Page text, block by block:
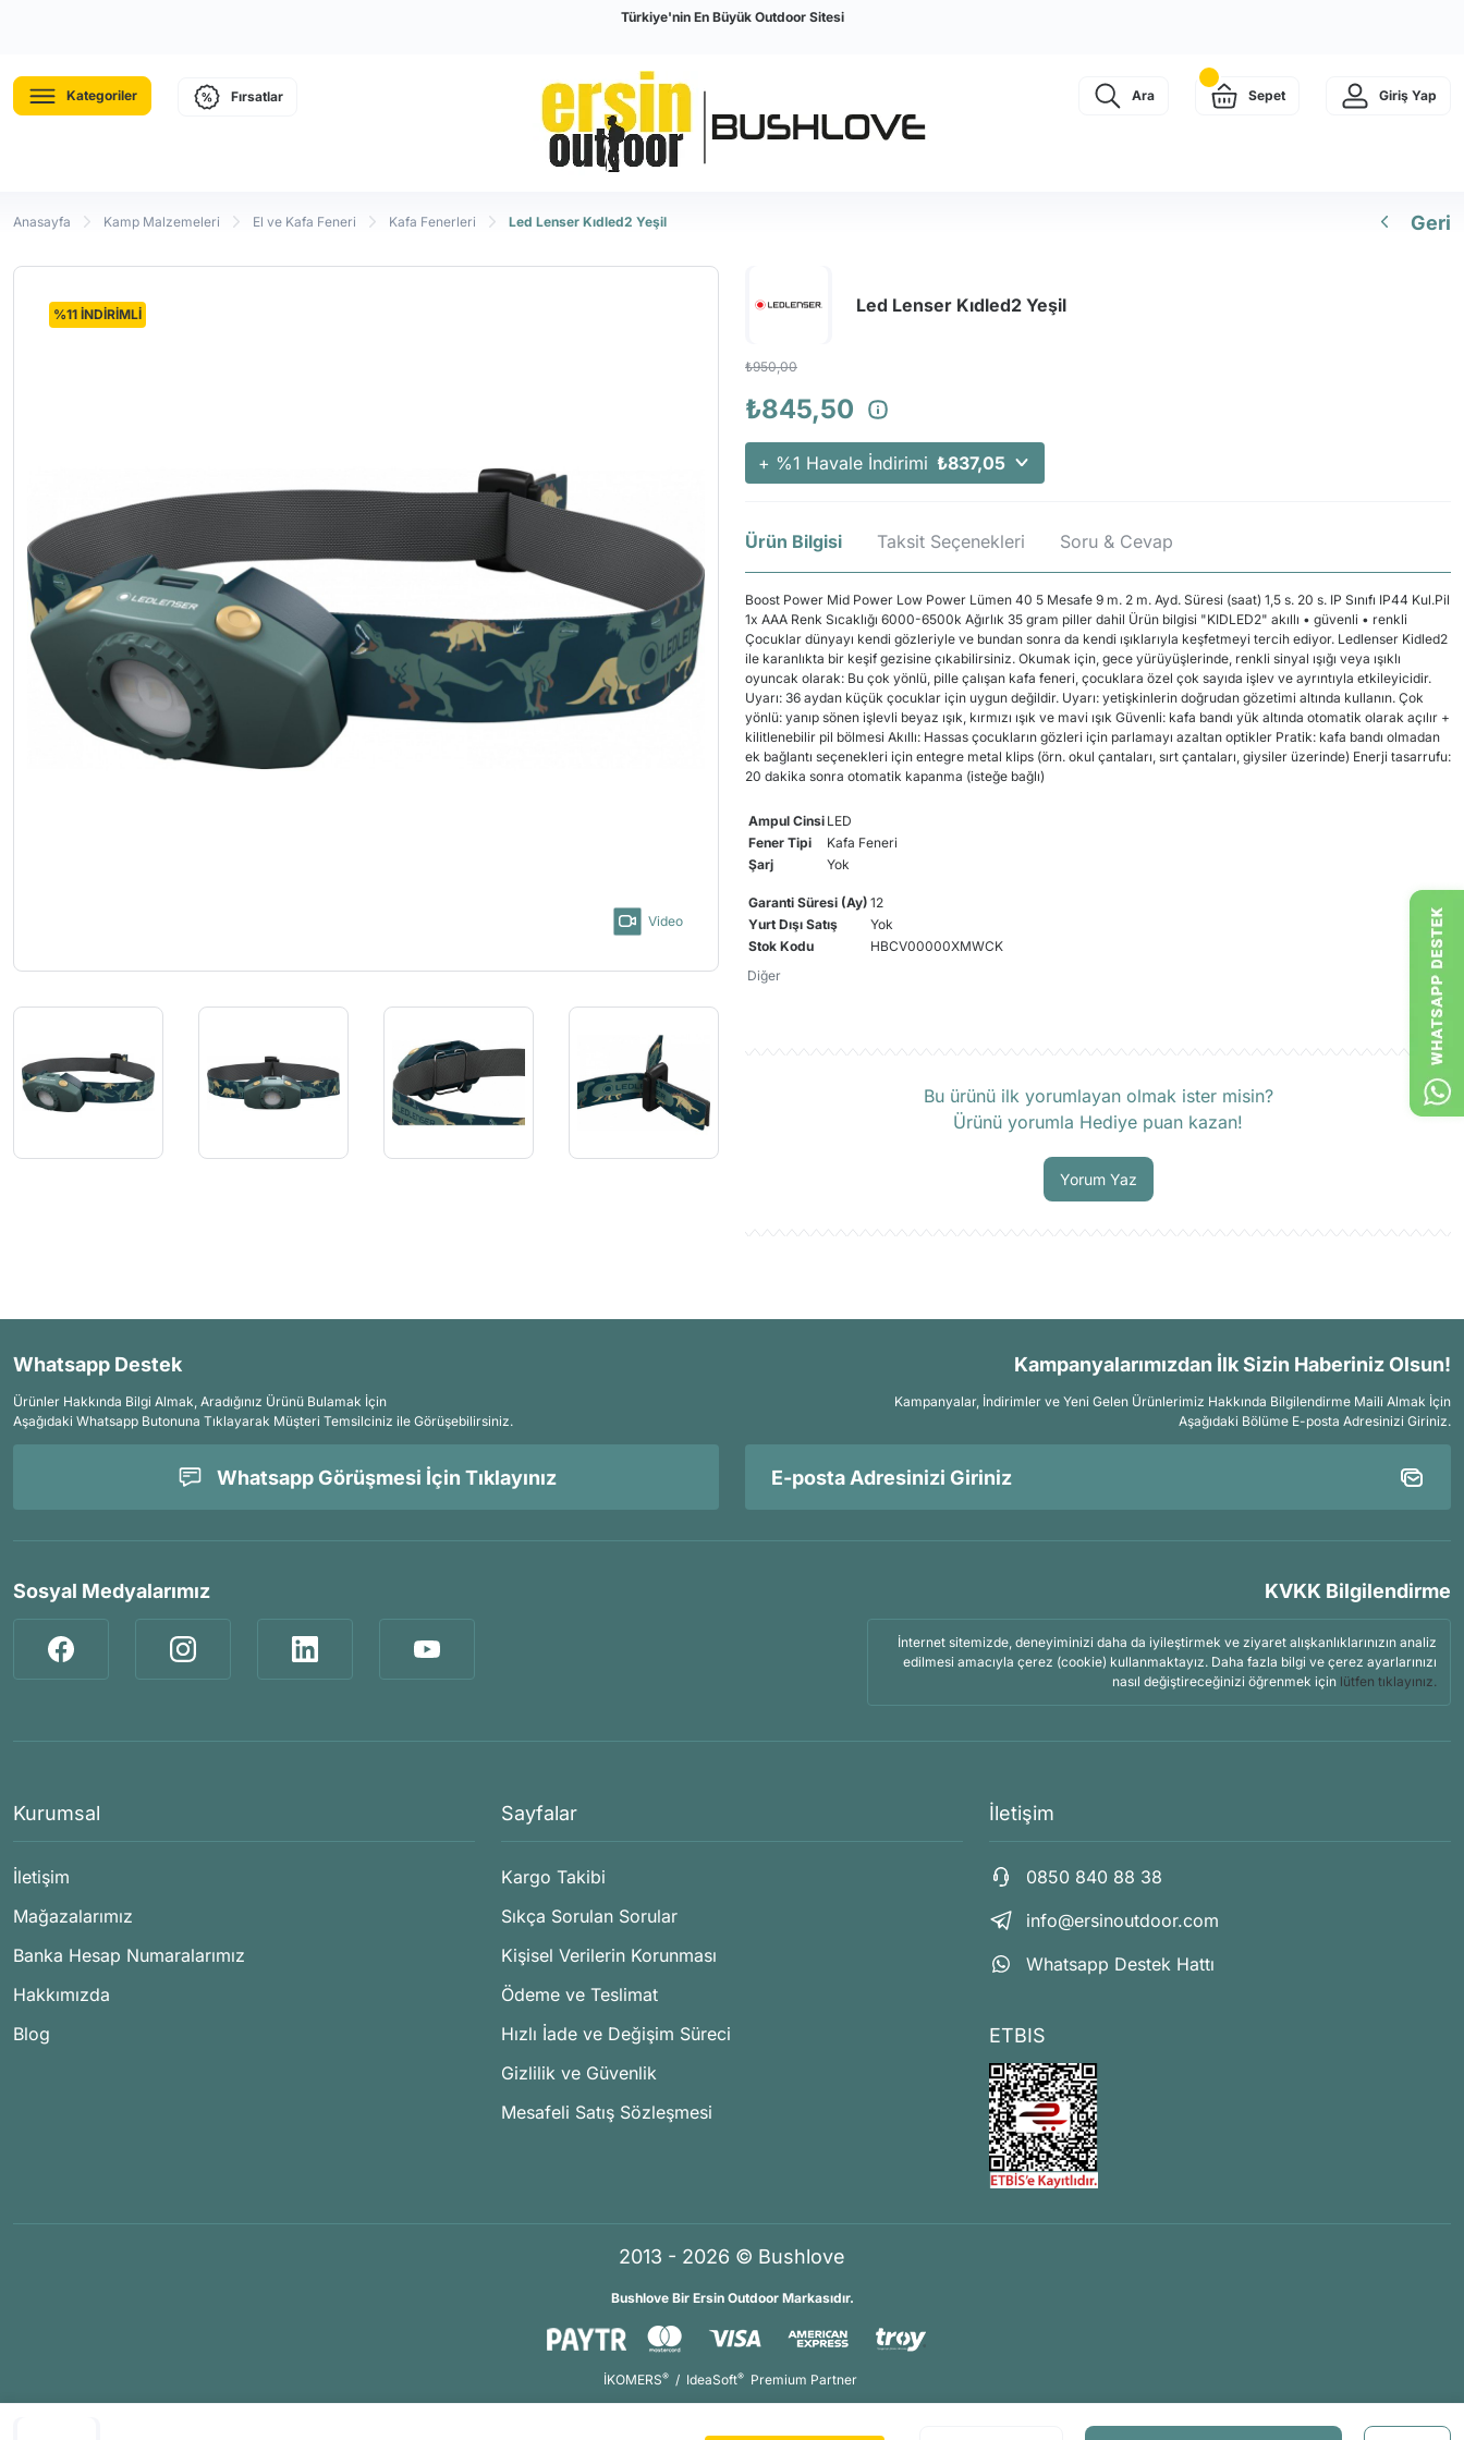
Türkiye'nin En Büyük Outdoor Sitesi
Kategoriler Fırsatlar Ara Sepet Giriş Yap
Anasayfa Kamp Malzemeleri El ve Kafa Feneri Kafa Fenerleri Led Lenser Kıdled2 Yeşil Geri
%11 İNDİRİMLİ
Video
Led Lenser Kıdled2 Yeşil
₺950,00
₺845,50
+ %1 Havale İndirimi ₺837,05
Ürün Bilgisi Taksit Seçenekleri Soru & Cevap
Boost Power Mid Power Low Power Lümen 40 5 Mesafe 9 m. 2 m. Ayd. Süresi (saat) 1,5 s. 20 s. IP Sınıfı IP44 Kul.Pil
1x AAA Renk Sıcaklığı 6000-6500k Ağırlık 35 gram piller dahil Ürün bilgisi "KIDLED2" akıllı • güvenli • renkli
Çocuklar dünyayı kendi gözleriyle ve bundan sonra da kendi ışıklarıyla keşfetmeyi tercih ediyor. Ledlenser Kidled2
ile karanlıkta bir keşif gezisine çıkabilirsiniz. Okumak için, gece yürüyüşlerinde, renkli sinyal ışığı veya ışıklı
oyuncak olarak: Bu çok yönlü, pille çalışan kafa feneri, çocuklara özel çok sayıda işlev ve ayrıntıyla etkileyicidir.
Uyarı: 36 aydan küçük çocuklar için uygun değildir. Uyarı: yetişkinlerin doğrudan gözetimi altında kullanın. Çok
yönlü: yanıp sönen işlevli beyaz ışık, kırmızı ışık ve mavi ışık Güvenli: kafa bandı yük altında otomatik olarak açılır +
kilitlenebilir pil bölmesi Akıllı: Hassas çocukların gözleri için parlamayı azaltan optikler Pratik: kafa bandı olmadan
ek bağlantı seçenekleri için entegre metal klips (örn. okul çantaları, sırt çantaları, giysiler üzerinde) Enerji tasarrufu:
20 dakika sonra otomatik kapanma (isteğe bağlı)
Ampul Cinsi LED
Fener Tipi
Kafa Feneri
Şarj
Yok
Diğer
Garanti Süresi (Ay) 12
Yurt Dışı Satış
Yok
Stok Kodu
HBCV00000XMWCK
Bu ürünü ilk yorumlayan olmak ister misin?
Ürünü yorumla Hediye puan kazan!
Yorum Yaz
Whatsapp Destek
Ürünler Hakkında Bilgi Almak, Aradığınız Ürünü Bulamak İçin
Aşağıdaki Whatsapp Butonuna Tıklayarak Müşteri Temsilciniz ile Görüşebilirsiniz.
Whatsapp Görüşmesi İçin Tıklayınız
Kampanyalarımızdan İlk Sizin Haberiniz Olsun!
Kampanyalar, İndirimler ve Yeni Gelen Ürünlerimiz Hakkında Bilgilendirme Maili Almak İçin
Aşağıdaki Bölüme E-posta Adresinizi Giriniz.
Sosyal Medyalarımız KVKK Bilgilendirme
İnternet sitemizde, deneyiminizi daha da iyileştirmek ve ziyaret alışkanlıklarınızın analiz
edilmesi amacıyla çerez (cookie) kullanmaktayız. Daha fazla bilgi ve çerez ayarlarınızı
nasıl değiştireceğinizi öğrenmek için lütfen tıklayınız.
Kurumsal
İletişim
Mağazalarımız
Banka Hesap Numaralarımız
Hakkımızda
Blog
Sayfalar
Kargo Takibi
Sıkça Sorulan Sorular
Kişisel Verilerin Korunması
Ödeme ve Teslimat
Hızlı İade ve Değişim Süreci
Gizlilik ve Güvenlik
Mesafeli Satış Sözleşmesi
İletişim
0850 840 88 38
info@ersinoutdoor.com
Whatsapp Destek Hattı
ETBIS
2013 - 2026 © Bushlove
Bushlove Bir Ersin Outdoor Markasıdır.
İKOMERS® / IdeaSoft® Premium Partner